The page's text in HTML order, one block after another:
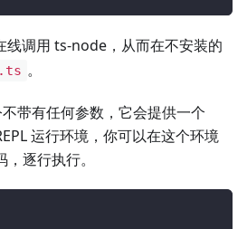
线调用 ts-node，从而在不安装的
。
带有任何参数，它会提供一个
运行环境，你可以在这个环境
逐行执行。